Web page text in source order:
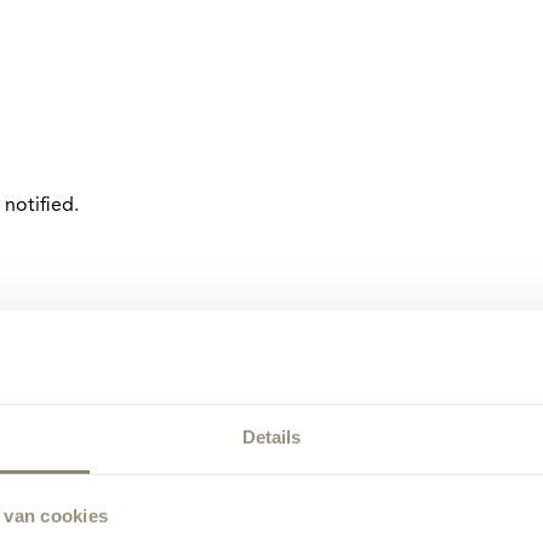
Details
cookies
notified.